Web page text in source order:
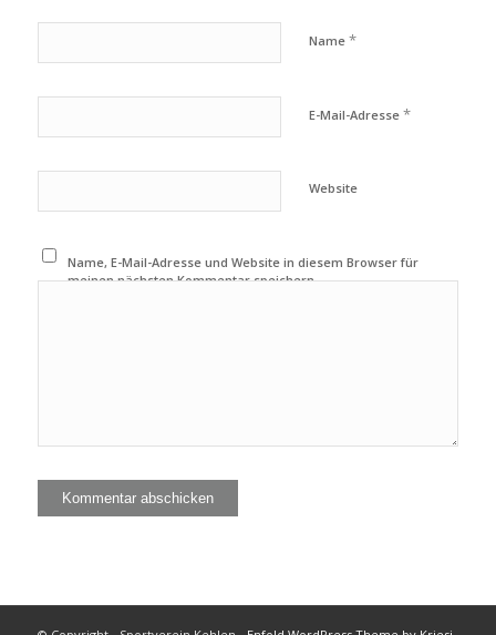
Name *
E-Mail-Adresse *
Website
Name, E-Mail-Adresse und Website in diesem Browser für
meinen nächsten Kommentar speichern.